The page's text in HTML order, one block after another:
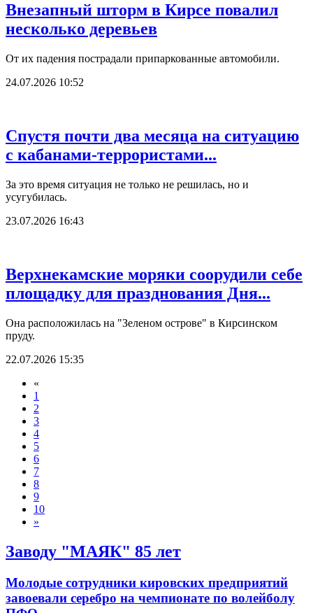
Внезапный шторм в Кирсе повалил
несколько деревьев
От их падения пострадали припаркованные автомобили.
24.07.2026 10:52
Спустя почти два месяца на ситуацию
с кабанами-террористами...
За это время ситуация не только не решилась, но и
усугубилась.
23.07.2026 16:43
Верхнекамские моряки соорудили себе
площадку для празднования Дня...
Она расположилась на "Зеленом острове" в Кирсинском
пруду.
22.07.2026 15:35
«
1
2
3
4
5
6
7
8
9
10
»
Заводу "МАЯК" 85 лет
Молодые сотрудники кировских предприятий
завоевали серебро на чемпионате по волейболу